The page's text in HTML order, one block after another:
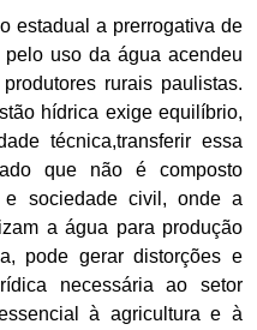
estadual a prerrogativa de
uso da água acendeu
rurais paulistas.
hídrica exige equilíbrio,
técnica,transferir essa
que não é composto
e sociedade civil, onde a
a água para produção
pode gerar distorções e
necessária ao setor
à agricultura e à